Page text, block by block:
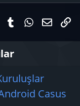
ı
k
a
l
PinterestTumblrE-
Casus